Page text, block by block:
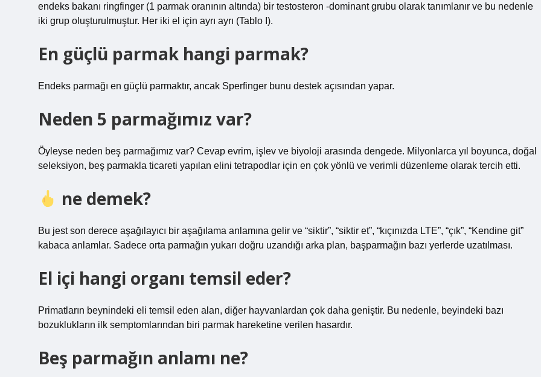
endeks bakanı ringfinger (1 parmak oranının altında) bir testosteron -dominant grubu olarak tanımlanır ve bu nedenle
iki grup oluşturulmuştur. Her iki el için ayrı ayrı (Tablo I).
En güçlü parmak hangi parmak?
Endeks parmağı en güçlü parmaktır, ancak Sperfinger bunu destek açısından yapar.
Neden 5 parmağımız var?
Öyleyse neden beş parmağımız var? Cevap evrim, işlev ve biyoloji arasında dengede. Milyonlarca yıl boyunca, doğal
seleksiyon, beş parmakla ticareti yapılan elini tetrapodlar için en çok yönlü ve verimli düzenleme olarak tercih etti.
ne demek?
Bu jest son derece aşağılayıcı bir aşağılama anlamına gelir ve “siktir”, “siktir et”, “kıçınızda LTE”, “çık”, “Kendine git”
kabaca anlamlar. Sadece orta parmağın yukarı doğru uzandığı arka plan, başparmağın bazı yerlerde uzatılması.
El içi hangi organı temsil eder?
Primatların beynindeki eli temsil eden alan, diğer hayvanlardan çok daha geniştir. Bu nedenle, beyindeki bazı
bozuklukların ilk semptomlarından biri parmak hareketine verilen hasardır.
Beş parmağın anlamı ne?